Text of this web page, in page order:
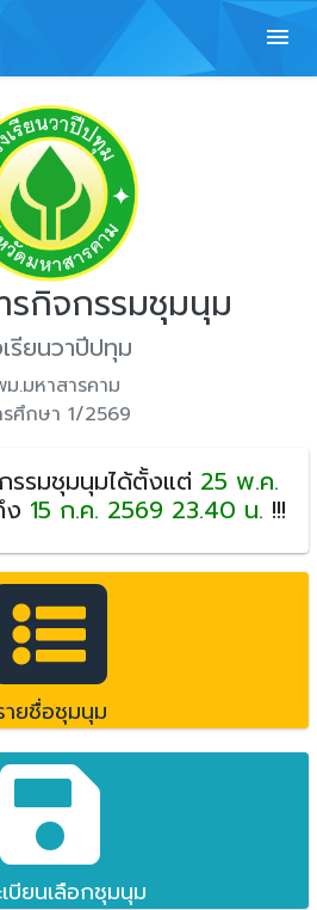
menu
รกิจกรรมชุมนุม
รียนวาปีปทุม
.มหาสารคาม
ศึกษา 1/2569
รรมชุมนุมได้ตั้งแต่ 25 พ.ค.
15 ก.ค. 2569 23.40 น. !!!
ายชื่อชุมนุม
บียนเลือกชุมนุม